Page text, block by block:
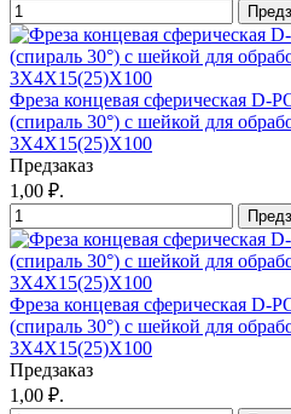
Фреза концевая сферическая D-
(спираль 30°) с шейкой для
3X4X15(25)X100
Предзаказ
1,00 ₽.
Фреза концевая сферическая D-
(спираль 30°) с шейкой для
3X4X15(25)X100
Предзаказ
1,00 ₽.